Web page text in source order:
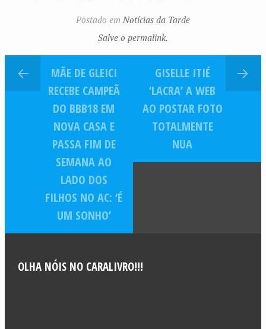
clima de
namorado
Postado em Notícias da Tarde
Salve o permalink.
MÃE DE GLEICI
RECEBE CAMPEÃ
DO BBB18 EM
NOVA CASA E
PASSA FIM DE
SEMANA AO
LADO DOS
FILHOS NO AC: ‘É
UM SONHO’
GISELLE ITIÉ
‘LACRA’ A WEB
AO POSTAR FOTO
TOTALMENTE
NUA
OLHA NÓIS NO CARALIVRO!!!